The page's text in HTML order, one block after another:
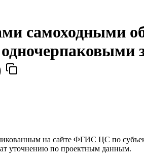
самоходными
на сайте ФГИС ЦС по
уточнению по проектным данным.